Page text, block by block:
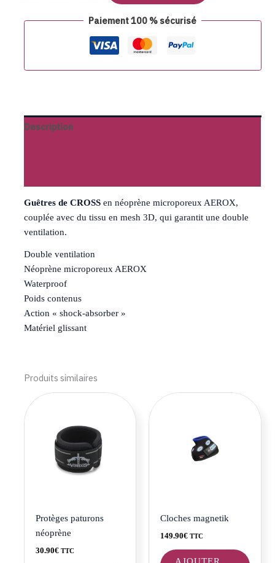
Paiement 100 % sécurisé
Description
Guêtres de CROSS en néoprène microporeux AEROX,
couplée avec du tissu en mesh 3D, qui garantit une double
ventilation.
Double ventilation
Néoprène microporeux AEROX
Waterproof
Poids contenus
Action « shock-absorber »
Matériel glissant
Produits similaires
Protèges paturons
néoprène
30.90€ TTC
Ce
produit
Cloches magnetik
149.90€ TTC
AJOUTER